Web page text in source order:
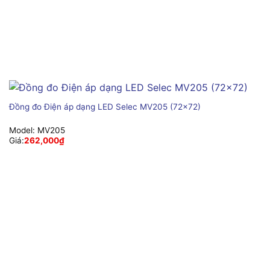
Đồng đo Điện áp dạng LED Selec MV205 (72×72)
Model: MV205
Giá:262,000₫